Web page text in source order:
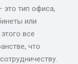
это тип офиса,
или
все
что